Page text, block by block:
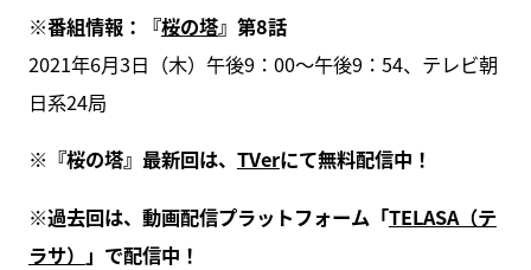
※番組情報：『桜の塔』第8話
2021年6月3日（木）午後9：00～午後9：54、テレビ朝
日系24局
※『桜の塔』最新回は、 TVerにて無料配信中！
※過去回は、動画配信プラットフォーム「TELASA（テ
ラサ） 」で配信中！